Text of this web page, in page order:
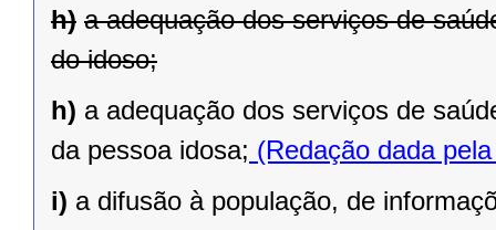
h) a adequação dos serviços de
do idoso;
h) a adequação dos serviços de
da pessoa idosa; (Redação dada
i) a difusão à população, de